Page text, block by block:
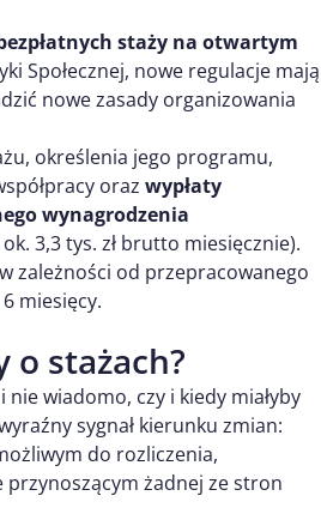
staży na otwartym
Społecznej, nowe regulacje mają
nowe zasady organizowania
określenia jego programu,
oraz wypłaty
wynagrodzenia
3,3 tys. zł brutto miesięcznie).
zależności od przepracowanego
miesięcy.
stażach?
wiadomo, czy i kiedy miałyby
sygnał kierunku zmian:
do rozliczenia,
żadnej ze stron